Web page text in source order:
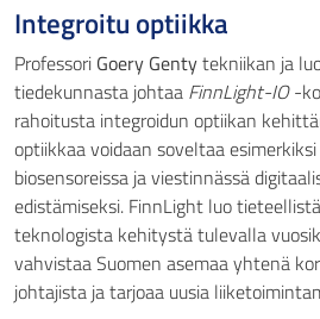
Integroitu optiikka
Professori Goery Gentytekniikan ja
tiedekunnasta johtaa FinnLight-IO-
rahoitusta integroidun optiikan
optiikkaa voidaan soveltaa
biosensoreissa ja viestinnässä
edistämiseksi. FinnLight luo
teknologista kehitystä tulevalla
vahvistaa Suomen asemaa yhtenä
johtajista ja tarjoaa uusia